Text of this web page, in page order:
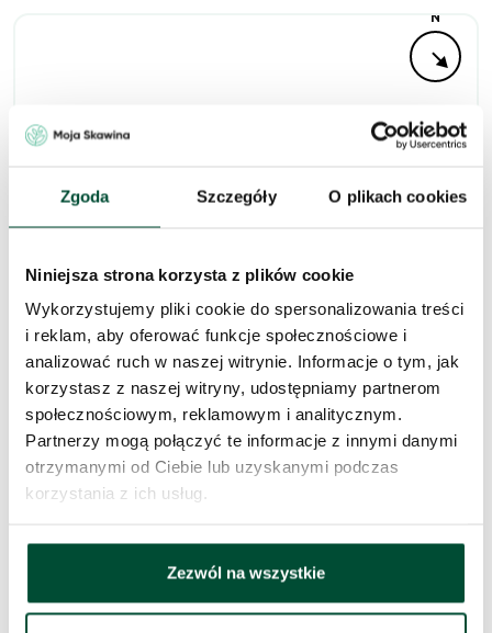
Zgoda Szczegóły O plikach cookies
Niniejsza strona korzysta z plików cookie
Wykorzystujemy pliki cookie do spersonalizowania treści
i reklam, aby oferować funkcje społecznościowe i
analizować ruch w naszej witrynie. Informacje o tym, jak
korzystasz z naszej witryny, udostępniamy partnerom
społecznościowym, reklamowym i analitycznym.
Partnerzy mogą połączyć te informacje z innymi danymi
otrzymanymi od Ciebie lub uzyskanymi podczas
korzystania z ich usług.
Zezwól na wszystkie
N
Zapytaj o to
mieszkanie
Skorzystaj z formularza i przekaż naszym doradcom prośbę o
kontakt w sprawie tego mieszkania.
Skontaktujemy się w przeciągu 1 dnia roboczego